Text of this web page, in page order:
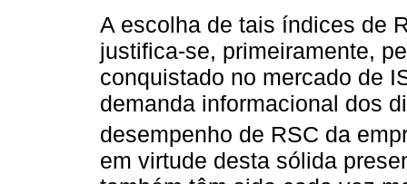
A escolha de tais índices de
justifica-se, primeiramente,
conquistado no mercado de
demanda informacional dos
desempenho de RSC da
em virtude desta sólida